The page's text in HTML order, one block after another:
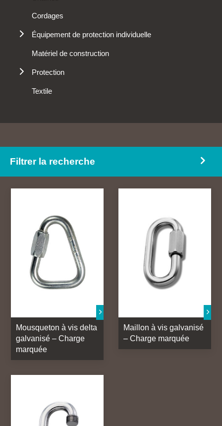
Cordages
Équipement de protection individuelle
Bloqueur
Harnais intégral
Sauvetage
Matériel de construction
Protection
Gants
Textile
Filtrer la recherche
Mousqueton à vis delta
galvanisé – Charge
marquée
Maillon à vis galvanisé
– Charge marquée